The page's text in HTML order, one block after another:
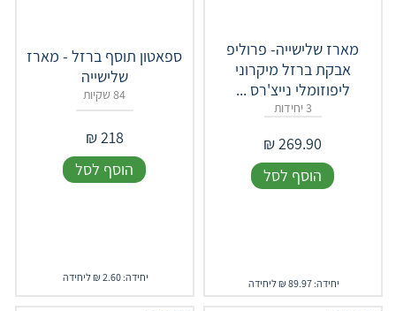
מארז שלישייה- פרוליפ
אבקת ברזל מיקרוני
ליפוזומלי נייצ'רס ...
3 יחידות
269.90
₪
הוסף לסל
יחידה: 89.97 ₪ ליחידה
ספאטון תוסף ברזל - מארז
שלישייה
84 שקיות
218
₪
הוסף לסל
יחידה: 2.60 ₪ ליחידה